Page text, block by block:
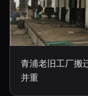
青浦老旧工厂搬
并重